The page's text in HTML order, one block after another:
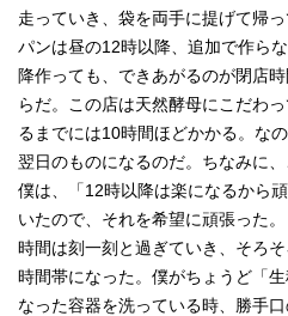
走っていき、袋を両手に提げて帰っ
パンは昼の12時以降、追加で作ら
降作っても、できあがるのが閉店
らだ。この店は天然酵母にこだわ
るまでには10時間ほどかかる。な
翌日のものになるのだ。ちなみに
僕は、「12時以降は楽になるから
いたので、それを希望に頑張った。
時間は刻一刻と過ぎていき、そろ
時間帯になった。僕がちょうど「
なった容器を洗っている時、勝手